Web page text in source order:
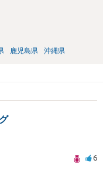
鹿児島県 沖縄県
6